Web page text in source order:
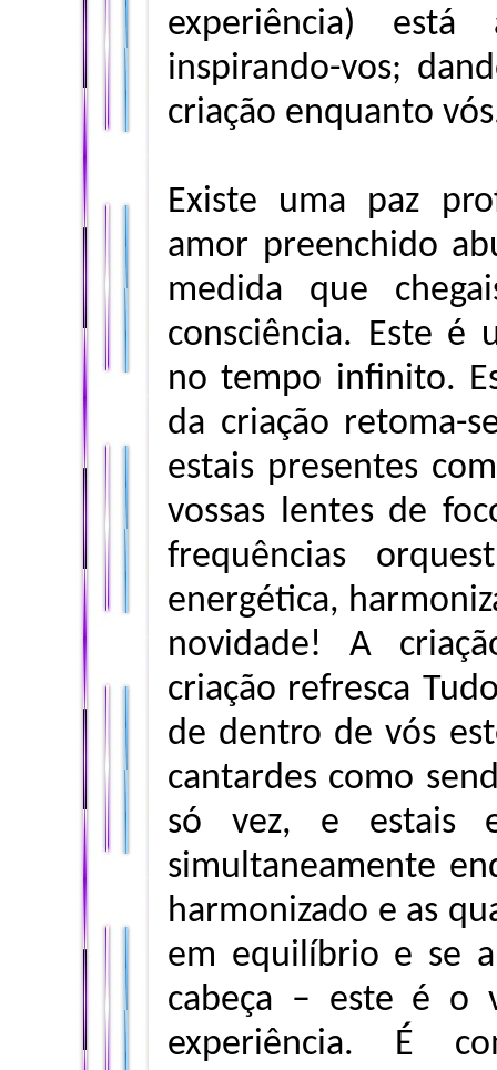
experiência)
inspirando-vos;
criação enquanto
Existe uma paz
amor preenchido
medida que
consciência. Este é
no tempo infinito.
da criação retoma-
estais presentes
vossas lentes de
frequências
energética,
novidade! A
criação refresca
de dentro de vós
cantardes como
só vez, e estais
simultaneamente
harmonizado e as
em equilíbrio e se
cabeça – este é o
experiência. É